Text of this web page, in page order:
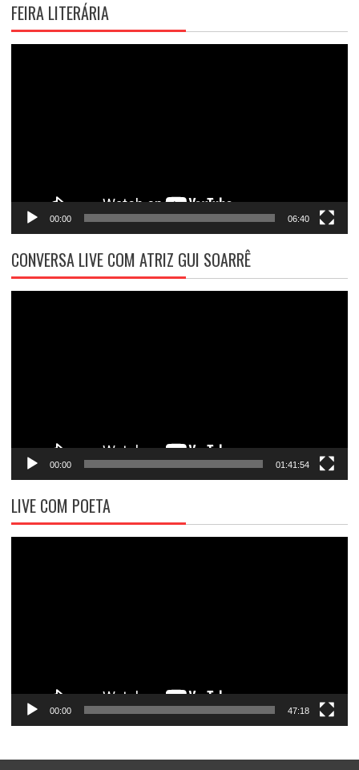
FEIRA LITERÁRIA
00:00 06:40
CONVERSA LIVE COM ATRIZ GUI SOARRÊ
00:00 01:41:54
LIVE COM POETA
00:00 47:18